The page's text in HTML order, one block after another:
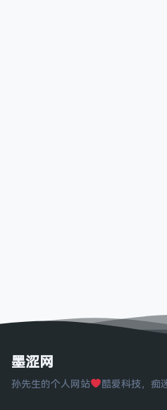
墨涩网
孙先生的个人网站 酷爱科技，痴